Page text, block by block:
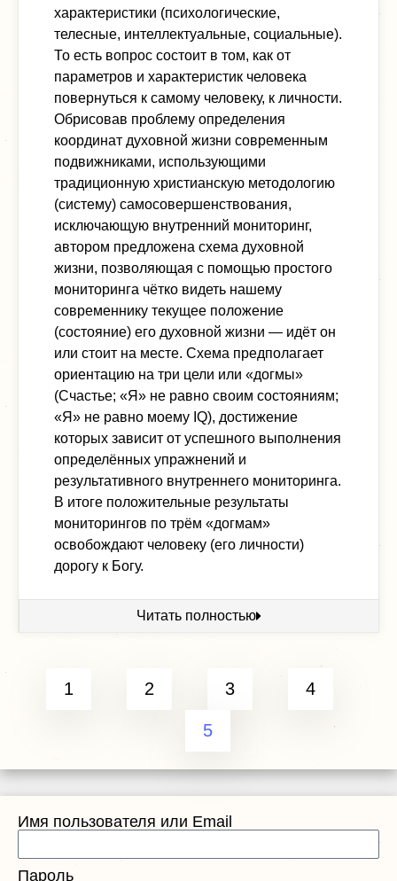
характеристики (психологические,
телесные, интеллектуальные, социальные).
То есть вопрос состоит в том, как от
параметров и характеристик человека
повернуться к самому человеку, к личности.
Обрисовав проблему определения
координат духовной жизни современным
подвижниками, использующими
традиционную христианскую методологию
(систему) самосовершенствования,
исключающую внутренний мониторинг,
автором предложена схема духовной
жизни, позволяющая с помощью простого
мониторинга чётко видеть нашему
современнику текущее положение
(состояние) его духовной жизни — идёт он
или стоит на месте. Схема предполагает
ориентацию на три цели или «догмы»
(Счастье; «Я» не равно своим состояниям;
«Я» не равно моему IQ), достижение
которых зависит от успешного выполнения
определённых упражнений и
результативного внутреннего мониторинга.
В итоге положительные результаты
мониторингов по трём «догмам»
освобождают человеку (его личности)
дорогу к Богу.
Читать полностью
1 2 3 4
5
Имя пользователя или Email
Пароль